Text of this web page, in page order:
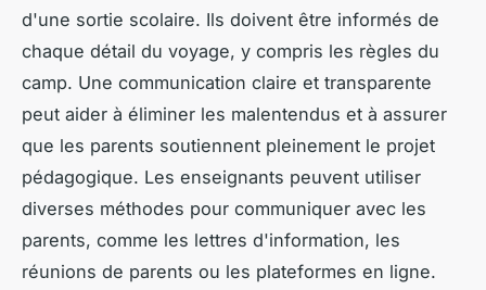
d'une sortie scolaire. Ils doivent être informés de
chaque détail du voyage, y compris les règles du
camp. Une communication claire et transparente
peut aider à éliminer les malentendus et à assurer
que les parents soutiennent pleinement le projet
pédagogique. Les enseignants peuvent utiliser
diverses méthodes pour communiquer avec les
parents, comme les lettres d'information, les
réunions de parents ou les plateformes en ligne.